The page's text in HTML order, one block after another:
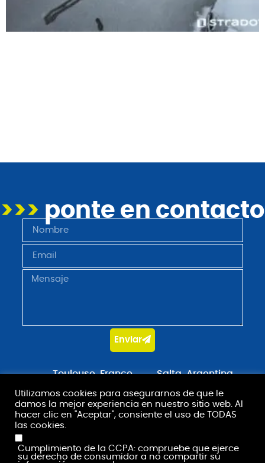
>>> ponte en contacto
Enviar
Toulouse, France
Salta, Argentina
contact@stradot.com
Utilizamos cookies para asegurarnos de que le
damos la mejor experiencia en nuestro sitio web. Al
hacer clic en "Aceptar", consiente el uso de TODAS
las cookies.
Cumplimiento de la CCPA: compruebe que ejerce
su derecho de consumidor a no compartir su